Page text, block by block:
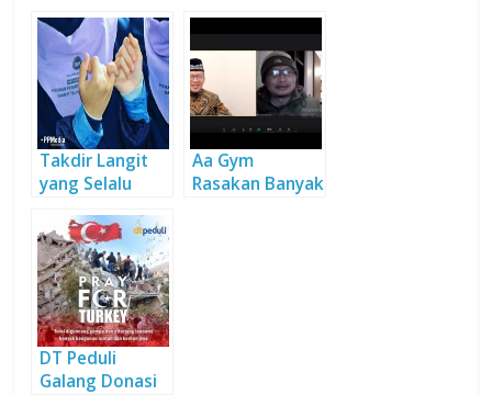
Takdir Langit
yang Selalu
Aa Gym
Rasakan Banyak
DT Peduli
Galang Donasi